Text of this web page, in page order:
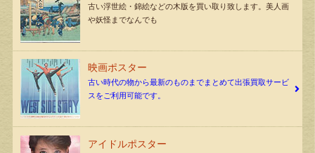
古い浮世絵・錦絵などの木版を買い取り致します。美人画
や妖怪までなんでも
映画ポスター
古い時代の物から最新のものまでまとめて出張買取サービ
スをご利用可能です。
アイドルポスター